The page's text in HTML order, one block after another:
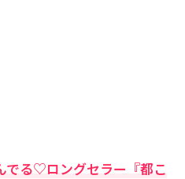
でる♡ロングセラー『都こ